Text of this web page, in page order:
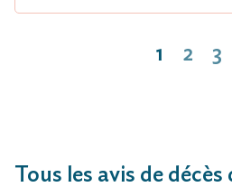
1 2 3
Tous les avis de